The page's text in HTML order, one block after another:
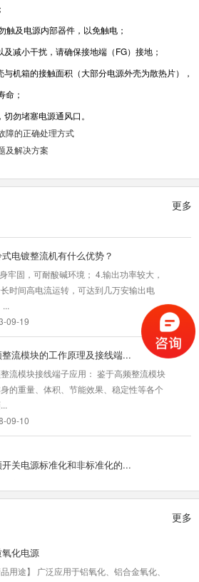
触及电源内部器件，以免触电；
减小干扰，请确保接地端（FG）接地；
机箱的接触面积（大部分电源外壳为散热片），
命；
勿堵塞电源通风口。
障的正确处理方式
及解决方案
更多
镀电源的基本工作原理
镀是通过槽外控制方法改善镀层质量的一
力的手段，相比于普通的直流电镀镀层，
01-18
频直流电源的质量指标检测...
直流稳压设备使用品质，任何设备使用者
电镀整流机有什么优势？
牢固，可耐酸碱环境； 4.输出功率较大，
时间高电流运转，可达到几万安输出电
09-19
流模块的工作原理及接线端...
流模块接线端子应用： 鉴于高频整流模块
的重量、体积、节能效果、稳定性等各个
09-10
关电源标准化和非标准化的...
源的作用
在日常进行有色金属的电镀工作的时候，经
更多
化电源
品用途】 广泛应用于铝氧化、铝合金氧化、